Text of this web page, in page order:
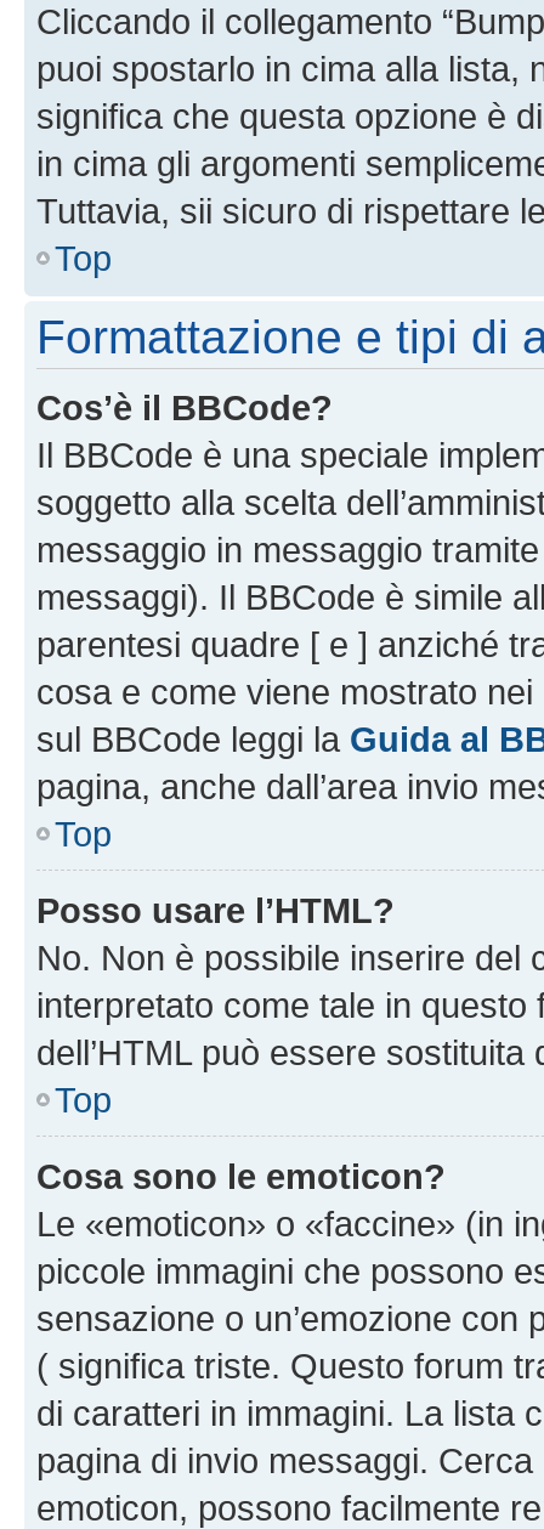
Cliccando il collegamento
puoi spostarlo in cima alla lista,
significa che questa opzione è
in cima gli argomenti
Tuttavia, sii sicuro di rispettare
Top
Formattazione e tipi di
Cos’è il BBCode?
Il BBCode è una speciale
soggetto alla scelta
messaggio in messaggio
messaggi). Il BBCode è simile
parentesi quadre [ e ] anziché
cosa e come viene mostrato
sul BBCode leggi la Guida al
pagina, anche dall’area invio
Top
Posso usare l’HTML?
No. Non è possibile inserire del
interpretato come tale in
dell’HTML può essere sostituita
Top
Cosa sono le emoticon?
Le «emoticon» o «faccine» (in
piccole immagini che possono
sensazione o un’emozione
( significa triste. Questo forum
di caratteri in immagini. La lista
pagina di invio messaggi.
emoticon, possono facilmente